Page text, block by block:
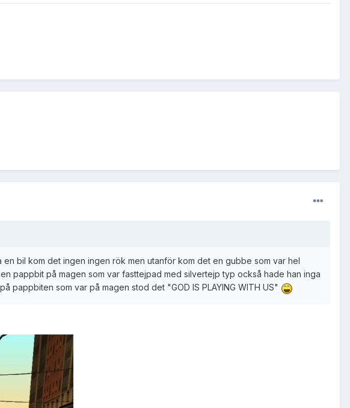
bil kom det ingen ingen rök men utanför kom det en gubbe som var hel
pappbit på magen som var fasttejpad med silvertejp typ också hade han inga
som var på magen stod det "GOD IS PLAYING WITH US"